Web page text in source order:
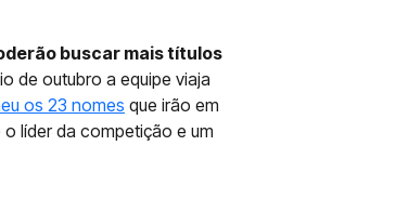
buscar mais títulos
de outubro a equipe viaja
os 23 nomes que irão em
líder da competição e um